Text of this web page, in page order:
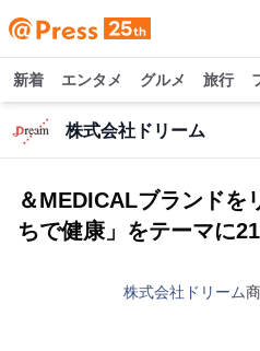
新着 エンタメ グルメ 旅行
株式会社ドリーム
＆MEDICALブランド
ちで健康」をテーマに
株式会社ドリーム